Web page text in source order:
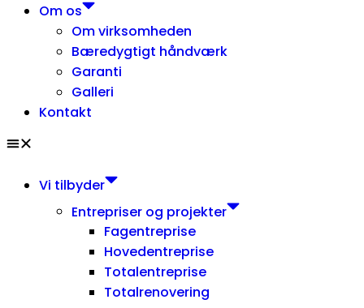
Om os
Om virksomheden
Bæredygtigt håndværk
Garanti
Galleri
Kontakt
Vi tilbyder
Entrepriser og projekter
Fagentreprise
Hovedentreprise
Totalentreprise
Totalrenovering